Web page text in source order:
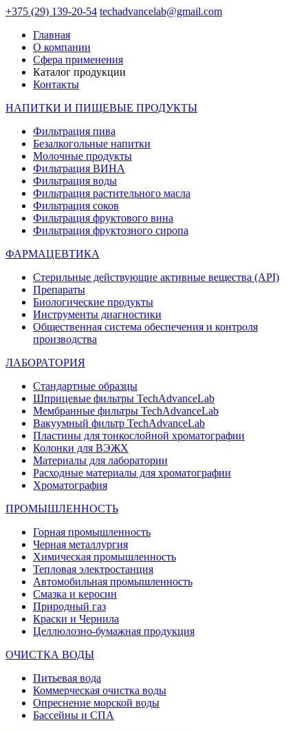
+375 (29) 139-20-54 techadvancelab@gmail.com
Главная
О компании
Сфера применения
Каталог продукции
Контакты
НАПИТКИ И ПИЩЕВЫЕ ПРОДУКТЫ
Фильтрация пива
Безалкогольные напитки
Молочные продукты
Фильтрация ВИНА
Фильтрация воды
Фильтрация растительного масла
Фильтрация соков
Фильтрация фруктового вина
Фильтрация фруктозного сиропа
ФАРМАЦЕВТИКА
Стерильные действующие активные вещества (API)
Препараты
Биологические продукты
Инструменты диагностики
Общественная система обеспечения и контроля
производства
ЛАБОРАТОРИЯ
Стандартные образцы
Шприцевые фильтры TechAdvanceLab
Мембранные фильтры TechAdvanceLab
Вакуумный фильтр TechAdvanceLab
Пластины для тонкослойной хроматографии
Колонки для ВЭЖХ
Материалы для лаборатории
Расходные материалы для хроматографии
Хроматография
ПРОМЫШЛЕННОСТЬ
Горная промышленность
Черная металлургия
Химическая промышленность
Тепловая электростанция
Автомобильная промышленность
Смазка и керосин
Природный газ
Краски и Чернила
Целлюлозно-бумажная продукция
ОЧИСТКА ВОДЫ
Питьевая вода
Коммерческая очистка воды
Опреснение морской воды
Бассейны и СПА